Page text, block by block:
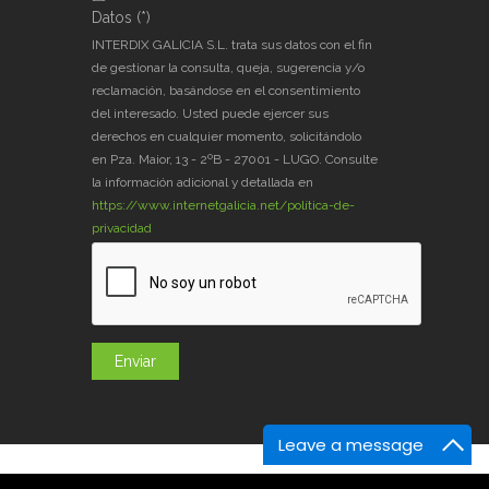
Leave a message
Datos (*)
Datos (*)
INTERDIX GALICIA S.L. trata sus datos con el fin
de gestionar la consulta, queja, sugerencia y/o
reclamación, basándose en el consentimiento
del interesado. Usted puede ejercer sus
derechos en cualquier momento, solicitándolo
en Pza. Maior, 13 - 2ºB - 27001 - LUGO. Consulte
la información adicional y detallada en
https://www.internetgalicia.net/política-de-
privacidad